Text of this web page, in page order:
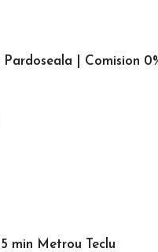
| Comision
min Metrou Teclu